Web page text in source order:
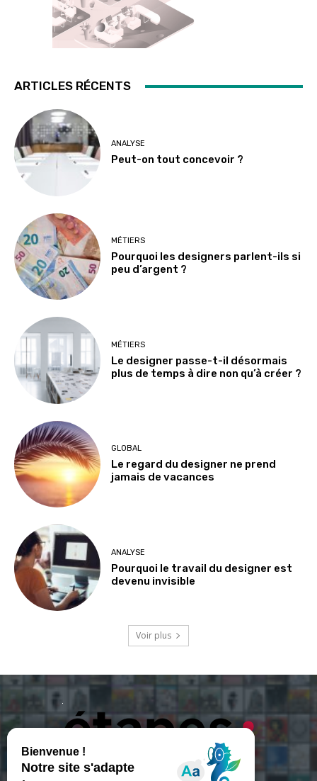
ARTICLES RÉCENTS
ANALYSE
Peut-on tout concevoir ?
MÉTIERS
Pourquoi les designers parlent-ils si
peu d’argent ?
MÉTIERS
Le designer passe-t-il désormais
plus de temps à dire non qu’à créer ?
GLOBAL
Le regard du designer ne prend
jamais de vacances
ANALYSE
Pourquoi le travail du designer est
devenu invisible
Voir plus